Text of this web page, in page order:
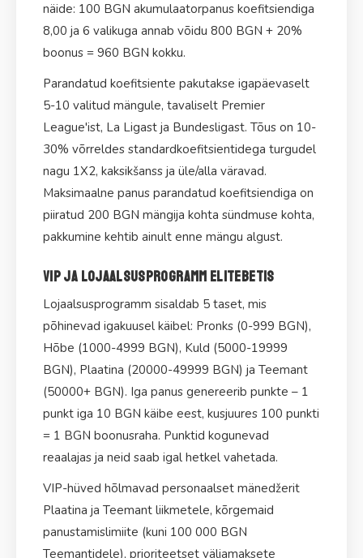
näide: 100 BGN akumulaatorpanus koefitsiendiga
8,00 ja 6 valikuga annab võidu 800 BGN + 20%
boonus = 960 BGN kokku.
Parandatud koefitsiente pakutakse igapäevaselt
5-10 valitud mängule, tavaliselt Premier
League'ist, La Ligast ja Bundesligast. Tõus on 10-
30% võrreldes standardkoefitsientidega turgudel
nagu 1X2, kaksikšanss ja üle/alla väravad.
Maksimaalne panus parandatud koefitsiendiga on
piiratud 200 BGN mängija kohta sündmuse kohta,
pakkumine kehtib ainult enne mängu algust.
VIP ja lojaalsusprogramm EliteBetis
Lojaalsusprogramm sisaldab 5 taset, mis
põhinevad igakuusel käibel: Pronks (0-999 BGN),
Hõbe (1000-4999 BGN), Kuld (5000-19999
BGN), Plaatina (20000-49999 BGN) ja Teemant
(50000+ BGN). Iga panus genereerib punkte – 1
punkt iga 10 BGN käibe eest, kusjuures 100 punkti
= 1 BGN boonusraha. Punktid kogunevad
reaalajas ja neid saab igal hetkel vahetada.
VIP-hüved hõlmavad personaalset mänedžerit
Plaatina ja Teemant liikmetele, kõrgemaid
panustamislimiite (kuni 100 000 BGN
Teemantidele), prioriteetset väljamaksete